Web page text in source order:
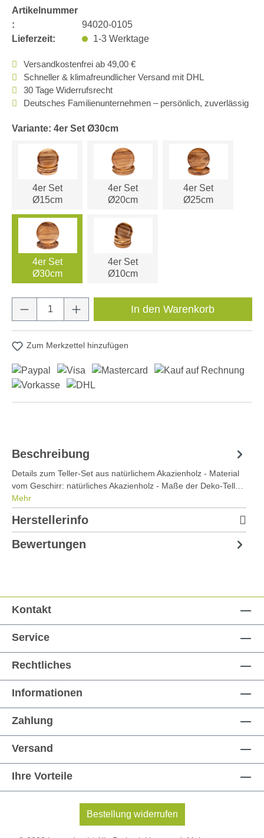
Artikelnummer
:
94020-0105
Lieferzeit:
1-3 Werktage
Versandkostenfrei ab 49,00 €
Schneller & klimafreundlicher Versand mit DHL
30 Tage Widerrufsrecht
Deutsches Familienunternehmen – persönlich, zuverlässig
Variante: 4er Set Ø30cm
4er Set
Ø15cm
4er Set
Ø20cm
4er Set
Ø25cm
4er Set
Ø30cm
4er Set
Ø10cm
Produkt Anzahl: Gib den gewünschten
In den Warenkorb
Zum Merkzettel hinzufügen
Beschreibung
Details zum Teller-Set aus natürlichem Akazienholz - Material
vom Geschirr: natürliches Akazienholz - Maße der Deko-Tell…
Mehr
Herstellerinfo
Bewertungen
Kontakt
Service
Rechtliches
Informationen
Zahlung
Versand
Ihre Vorteile
Bestellung widerrufen